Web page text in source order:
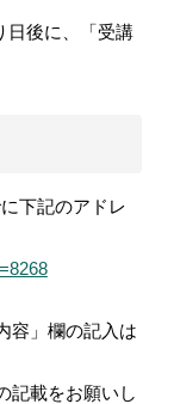
日後に、「受講
下記のアドレ
容」欄の記入は
記載をお願いし